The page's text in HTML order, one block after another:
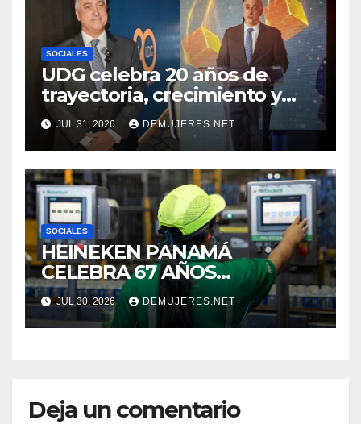
COMUNITARIOS
SOCIALES
UDG celebra 20 años de
trayectoria, crecimiento y
compromiso con Panamá
JUL 31, 2026 DEMUJERES.NET
SOCIALES
HEINEKEN PANAMÁ
CELEBRA 67 AÑOS
IMPULSANDO EL
CRECIMIENTO DE LA
INDUSTRIA CERVECERA Y
JUL 30, 2026 DEMUJERES.NET
Deja un comentario